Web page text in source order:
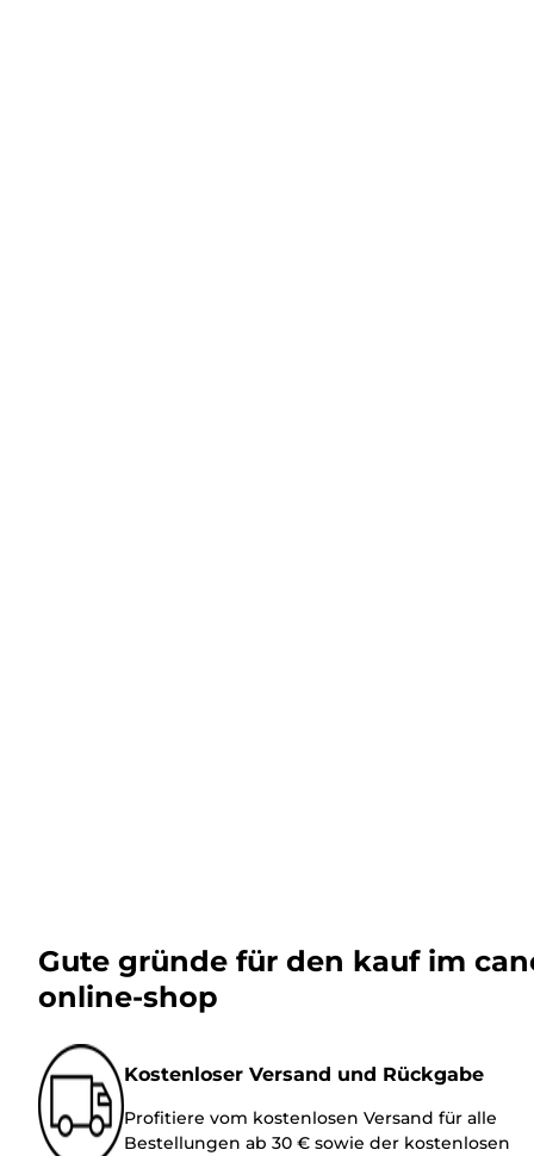
Gute gründe für den kauf im
online-shop
Kostenloser Versand und Rückgabe
Profitiere vom kostenlosen Versand für alle
Bestellungen ab 30 € sowie der kostenlosen